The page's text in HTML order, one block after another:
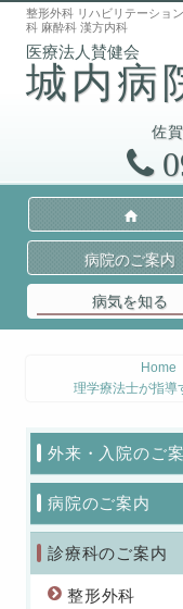
城内病
整形外科 リハビリテーショ
科 麻酔科 漢方内科
佐
病院のご案内
病気を知る
Home
理学療法士が指導
外来・入院のご
病院のご案内
診療科のご案内
整形外科